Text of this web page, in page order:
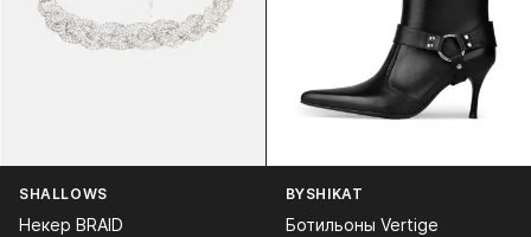
SHALLOWS
Некер BRAID
BYSHIKAT
Ботильоны Vertige